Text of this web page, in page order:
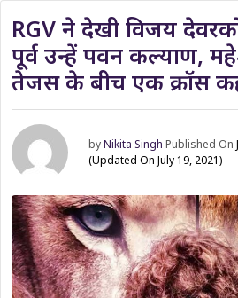
RGV ने देखी विजय
पूर्व उन्हें पवन कल्याण,
तेजस के बीच एक क्रॉस
byNikita Singh Published On
(Updated On July 19, 2021)